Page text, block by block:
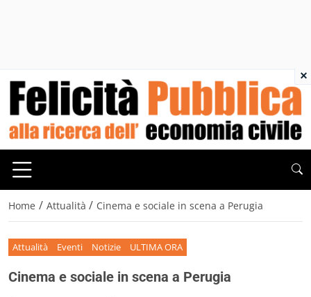
Home / Attualità / Cinema e sociale in scena a Perugia
Attualità Eventi Notizie ULTIMA ORA
Cinema e sociale in scena a Perugia
×